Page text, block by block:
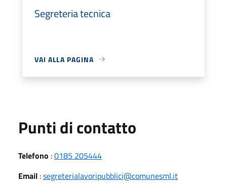
Segreteria tecnica
VAI ALLA PAGINA
Punti di contatto
Telefono :0185 205444
Email :segreterialavoripubblici@comunesml.it